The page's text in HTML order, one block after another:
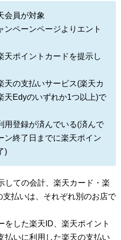
会員が対象
ペーンページよりエント
ポイントカードを提示し
の支払いサービス(楽天カ
天Edyのいずれか1つ以上)で
登録が済んでいる(済んで
ン終了日までに楽天ポイン
)
ての会計、楽天カード・楽
払いは、それぞれ別のお店で
した楽天ID、楽天ポイント
払いに利用した楽天の支払い